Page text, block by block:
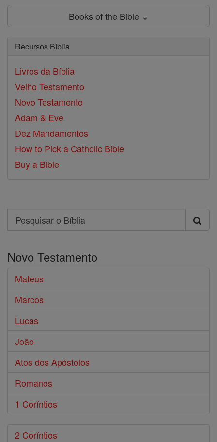
Books of the Bible ⌄
Recursos Bíblia
Livros da Bíblia
Velho Testamento
Novo Testamento
Adam & Eve
Dez Mandamentos
How to Pick a Catholic Bible
Buy a Bible
Search
Pesquisar
Bíblia
Novo Testamento
Mateus
Marcos
Lucas
João
Atos dos Apóstolos
Romanos
1 Coríntios
2 Coríntios